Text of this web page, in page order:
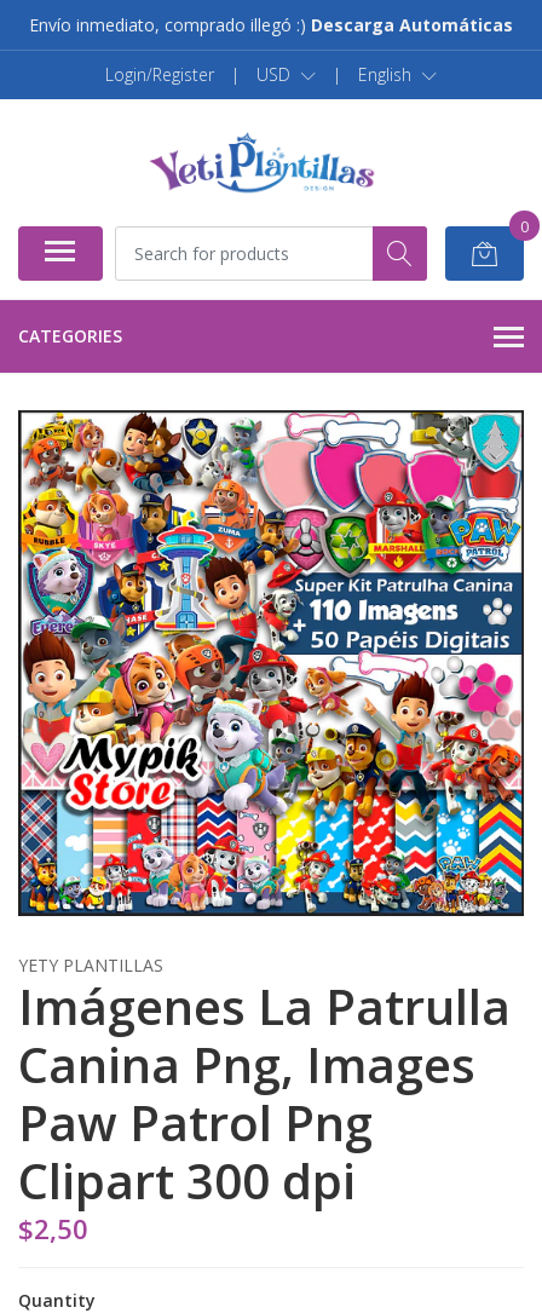
Envío inmediato, comprado illegó :) Descarga Automáticas
Login/Register | USD | English
0
CATEGORIES
YETY PLANTILLAS
Imágenes La Patrulla
Canina Png, Images
Paw Patrol Png
Clipart 300 dpi
$2,50
Quantity